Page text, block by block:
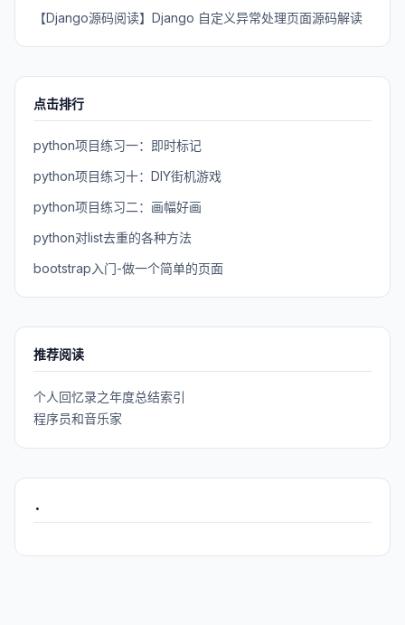
【Django源码阅读】Django 自定义异常处理页面源码解读
点击排行
python项目练习一：即时标记
python项目练习十：DIY街机游戏
python项目练习二：画幅好画
python对list去重的各种方法
bootstrap入门-做一个简单的页面
推荐阅读
个人回忆录之年度总结索引
程序员和音乐家
.